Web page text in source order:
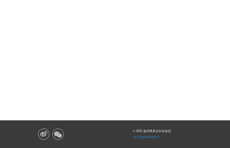
© 2025 鑫荣懋果业科技集团
粤ICP备08024545号